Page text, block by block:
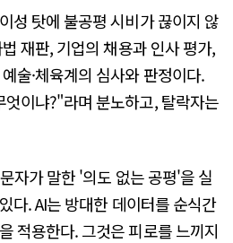
성 탓에 불공평 시비가 끊이지 않
재판, 기업의 채용과 인사 평가,
술·체육계의 심사와 판정이다.
이냐?"라며 분노하고, 탈락자는
자가 말한 '의도 없는 공평'을 실
다. AI는 방대한 데이터를 순식간
적용한다. 그것은 피로를 느끼지